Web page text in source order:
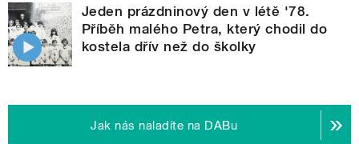
Jeden prázdninový den v létě '78.
Příběh malého Petra, který chodil do
kostela dřív než do školky
Jak nás naladíte na DABu